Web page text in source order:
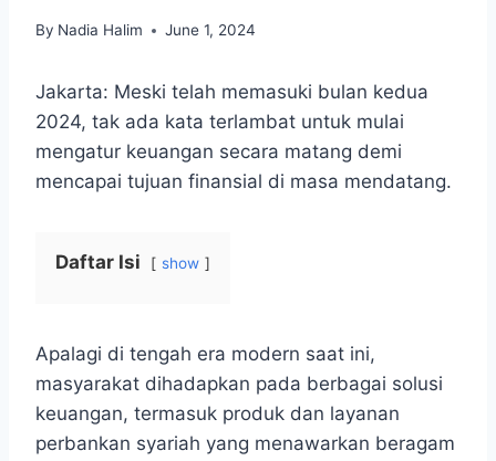
By Nadia Halim June 1, 2024
Jakarta: Meski telah memasuki bulan kedua
2024, tak ada kata terlambat untuk mulai
mengatur keuangan secara matang demi
mencapai tujuan finansial di masa mendatang.
Daftar Isi show
Apalagi di tengah era modern saat ini,
masyarakat dihadapkan pada berbagai solusi
keuangan, termasuk produk dan layanan
perbankan syariah yang menawarkan beragam